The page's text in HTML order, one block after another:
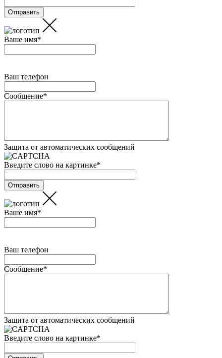
Ваше имя*
Ваш телефон
Сообщение*
Защита от автоматических сообщений
Введите слово на картинке*
Ваше имя*
Ваш телефон
Сообщение*
Защита от автоматических сообщений
Введите слово на картинке*